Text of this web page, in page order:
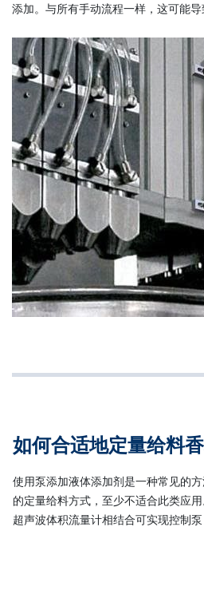
添加。与所有手动流程一样，这可能
如何合适地定量给料
使用泵添加液体添加剂是一种常见的
的定量给料方式，至少不适合此类应
超声波体积流量计相结合可实现控制泵